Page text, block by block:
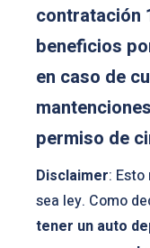
contratación
beneficios
en caso de
permiso de
Disclaimer:
sea ley. Como
tener un auto